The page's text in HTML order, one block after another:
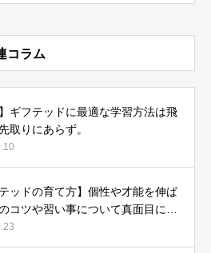
コラム
】ギフテッドに最適な学習方法は飛
取りにあらず。
テッドの育て方】個性や才能を伸ば
コツや習い事について真面目に語